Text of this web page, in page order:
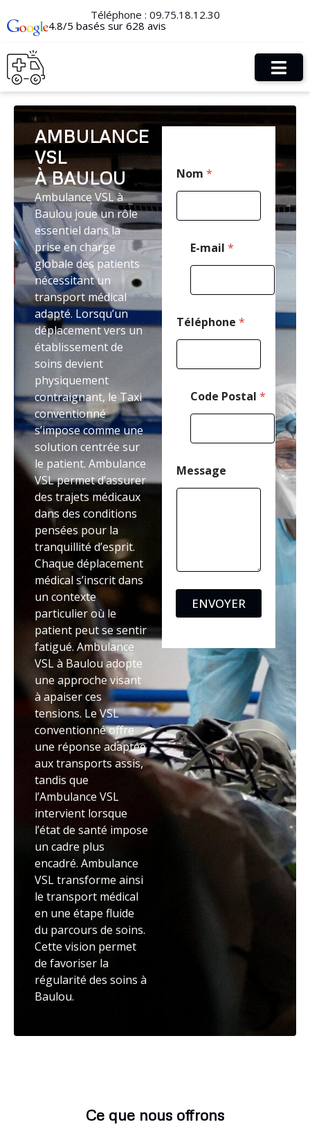
Téléphone : 09.75.18.12.30
4.8/5 basés sur 628 avis
AMBULANCE
VSL
À BAULOU
Ambulance VSL à
Baulou joue un rôle
essentiel dans la
prise en charge
globale des patients
nécessitant un
transport médical
adapté. Lorsqu’un
déplacement vers un
établissement de
soins devient
physiquement
contraignant, le Taxi
conventionné
s’impose comme une
solution centrée sur
le patient. Ambulance
VSL permet d’assurer
des trajets médicaux
dans des conditions
pensées pour la
tranquillité d’esprit.
Chaque déplacement
médical s’inscrit dans
un contexte
particulier où le
patient peut se sentir
fatigué. Ambulance
VSL à Baulou adopte
une approche visant
à apaiser ces
tensions. Le VSL
conventionné offre
une réponse adaptée
aux transports assis,
tandis que
l’Ambulance VSL
intervient lorsque
l’état de santé impose
un cadre plus
encadré. Ambulance
VSL transforme ainsi
le transport médical
en une étape fluide
du parcours de soins.
Cette vision permet
de favoriser la
régularité des soins à
Baulou.
Nom *
E-mail *
N
o
m
M
e
s
s
o
d
e
Téléphone *
Code Postal *
Message
ENVOYER
Ce que nous offrons